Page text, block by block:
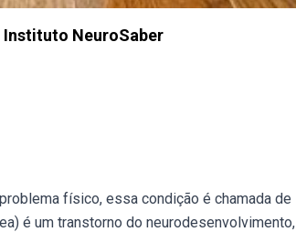
Instituto NeuroSaber
físico, essa condição é chamada de
é um transtorno do neurodesenvolvimento,